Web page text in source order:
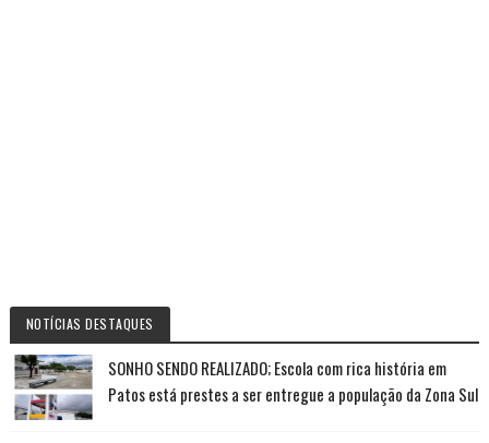
NOTÍCIAS DESTAQUES
SONHO SENDO REALIZADO; Escola com rica história em
Patos está prestes a ser entregue a população da Zona Sul